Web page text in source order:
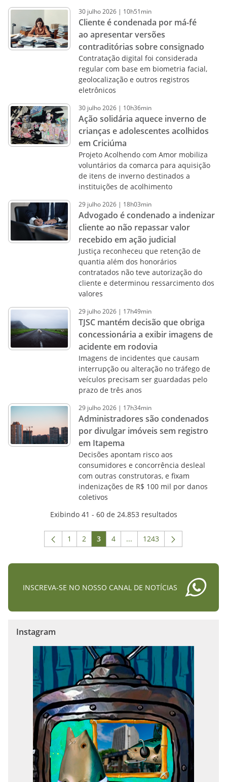
30 julho2026 | 10h51min
Cliente é condenada por má-fé
ao apresentar versões
contraditórias sobre consignado
Contratação digital foi considerada
regular com base em biometria facial,
geolocalização e outros registros
eletrônicos
30 julho2026 | 10h36min
Ação solidária aquece inverno de
crianças e adolescentes acolhidos
em Criciúma
Projeto Acolhendo com Amor mobiliza
voluntários da comarca para aquisição
de itens de inverno destinados a
instituições de acolhimento
29 julho2026 | 18h03min
Advogado é condenado a indenizar
cliente ao não repassar valor
recebido em ação judicial
Justiça reconheceu que retenção de
quantia além dos honorários
contratados não teve autorização do
cliente e determinou ressarcimento dos
valores
29 julho2026 | 17h49min
TJSC mantém decisão que obriga
concessionária a exibir imagens de
acidente em rodovia
Imagens de incidentes que causam
interrupção ou alteração no tráfego de
veículos precisam ser guardadas pelo
prazo de três anos
29 julho2026 | 17h34min
Administradores são condenados
por divulgar imóveis sem registro
em Itapema
Decisões apontam risco aos
consumidores e concorrência desleal
com outras construtoras, e fixam
indenizações de R$ 100 mil por danos
coletivos
Exibindo 41 - 60 de 24.853 resultados
Página
1 Página
2 Página
3 Página
4 ...Páginas intermediárias Usar
Página
1243
INSCREVA-SE NO NOSSO CANAL DE NOTÍCIAS
Instagram